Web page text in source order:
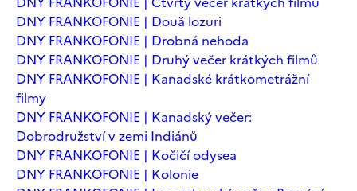
DNY FRANKOFONIE | Două lozuri
DNY FRANKOFONIE | Drobná nehoda
DNY FRANKOFONIE | Druhý večer krátkých filmů
DNY FRANKOFONIE | Kanadské krátkometrážní
filmy
DNY FRANKOFONIE | Kanadský večer:
Dobrodružství v zemi Indiánů
DNY FRANKOFONIE | Kočičí odysea
DNY FRANKOFONIE | Kolonie